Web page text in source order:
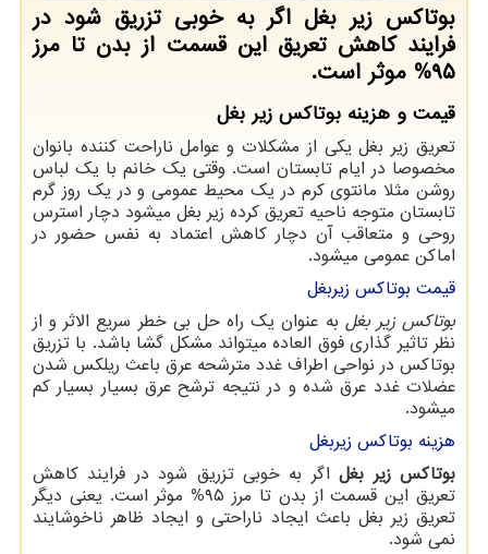
بوتاکس زیر بغل اگر به خوبی تزریق شود در
فرایند کاهش تعریق این قسمت از بدن تا مرز
۹۵% موثر است.
قیمت و هزینه بوتاکس زیر بغل
تعریق زیر بغل یکی از مشکلات و عوامل ناراحت کننده بانوان
مخصوصا در ایام تابستان است. وقتی یک خانم با یک لباس
روشن مثلا مانتوی کرم در یک محیط عمومی و در یک روز گرم
تابستان متوجه ناحیه تعریق کرده زیر بغل میشود دچار استرس
روحی و متعاقب آن دچار کاهش اعتماد به نفس حضور در
اماکن عمومی میشود.
قیمت بوتاکس زیربغل
بوتاکس زیر بغل به عنوان یک راه حل بی خطر سریع الاثر و از
نظر تاثیر گذاری فوق العاده میتواند مشکل گشا باشد. با تزریق
بوتاکس در نواحی اطراف غدد مترشحه عرق باعث ریلکس شدن
عضلات غدد عرق شده و در نتیجه ترشح عرق بسیار بسیار کم
میشود.
هزینه بوتاکس زیربغل
بوتاکس زیر بغلاگر به خوبی تزریق شود در فرایند کاهش
تعریق این قسمت از بدن تا مرز ۹۵% موثر است. یعنی دیگر
تعریق زیر بغل باعث ایجاد ناراحتی و ایجاد ظاهر ناخوشایند
نمی شود.